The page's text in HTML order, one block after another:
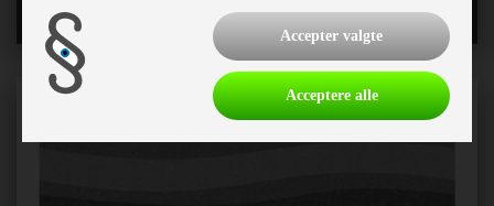
Accepter valgte
Acceptere alle